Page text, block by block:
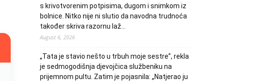
s krivotvorenim potpisima, dugom i snimkom iz
bolnice. Nitko nije ni slutio da navodna trudnoća
također skriva razornu laž…
August 6, 2026
„Tata je stavio nešto u trbuh moje sestre”, rekla
je sedmogodišnja djevojčica službeniku na
prijemnom pultu. Zatim je pojasnila: „Natjerao ju